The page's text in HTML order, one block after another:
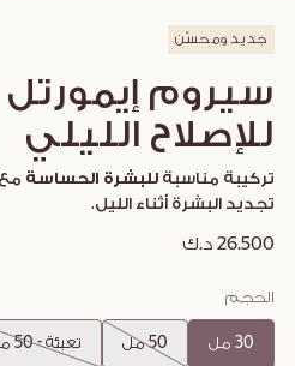
جديد ومحسّن
سيروم
للإصلاح الليلي
تركيبة مناسبة للبشرة الحساسة
تجديد البشرة أثناء الليل.
26.500 د.ك
الحجم
30 مل 50 مل تعبئة - 50 مل